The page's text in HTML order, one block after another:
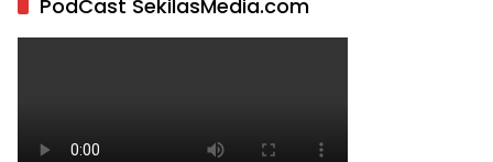
PodCast SekilasMedia.com